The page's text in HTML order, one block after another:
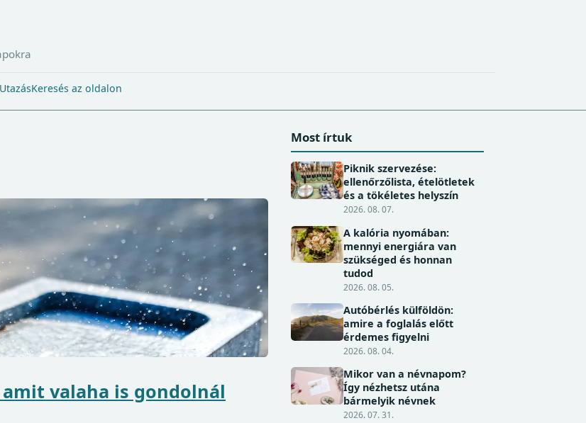
UtazásKeresés az oldalon
valaha is gondolnál
Most írtuk
Piknik szervezése:
ellenőrzőlista, ételötletek
és a tökéletes helyszín
2026. 08. 07.
A kalória nyomában:
mennyi energiára van
szükséged és honnan
tudod
2026. 08. 05.
Autóbérlés külföldön:
amire a foglalás előtt
érdemes figyelni
2026. 08. 04.
Mikor van a névnapom?
Így nézhetsz utána
bármelyik névnek
2026. 07. 31.